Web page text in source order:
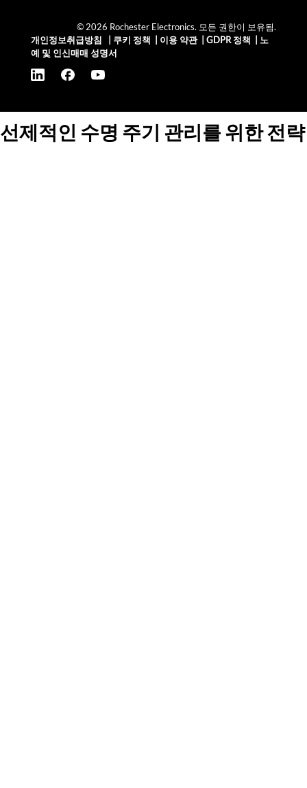
© 2026 Rochester Electronics. 모든 권한이 보유됨.
개인정보취급방침
쿠키 정책 이용 약관| GDPR 정책
노
예 및 인신매매 성명서
선제적인 수명 주기 관리를 위한 전략